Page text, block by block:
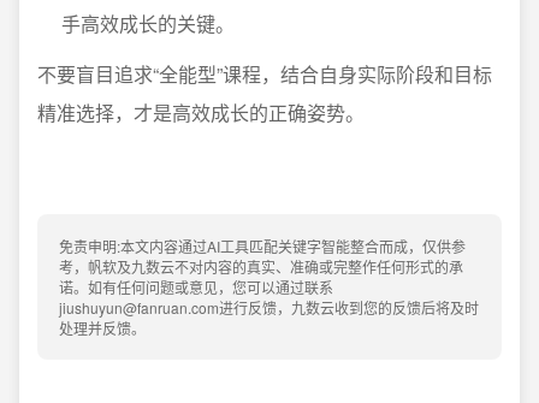
手高效成长的关键。
不要盲目追求“全能型”课程，结合自身实际阶段和目标
精准选择，才是高效成长的正确姿势。
免责申明:本文内容通过AI工具匹配关键字智能整合而成，仅供参
考，帆软及九数云不对内容的真实、准确或完整作任何形式的承
诺。如有任何问题或意见，您可以通过联系
jiushuyun@fanruan.com进行反馈，九数云收到您的反馈后将及时
处理并反馈。